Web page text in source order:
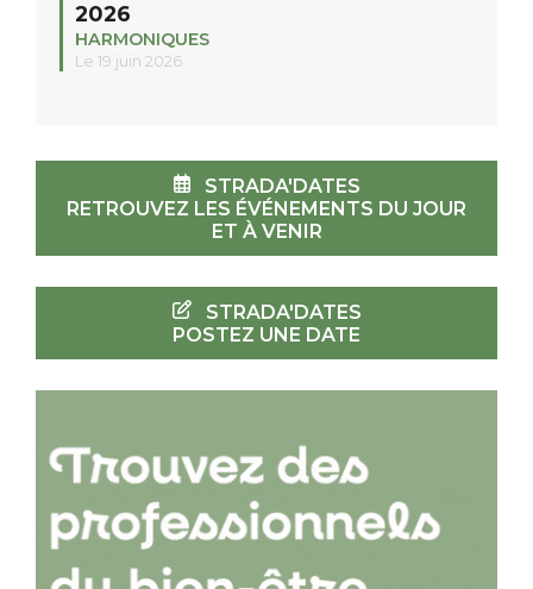
2026
HARMONIQUES
Le 19 juin 2026
STRADA'DATES
RETROUVEZ LES ÉVÉNEMENTS DU JOUR
ET À VENIR
STRADA'DATES
POSTEZ UNE DATE